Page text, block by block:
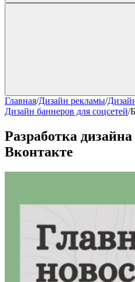
Главная/Дизайн рекламы/
Дизайн баннеров для соцсетей/
Разработка
Вконтакте